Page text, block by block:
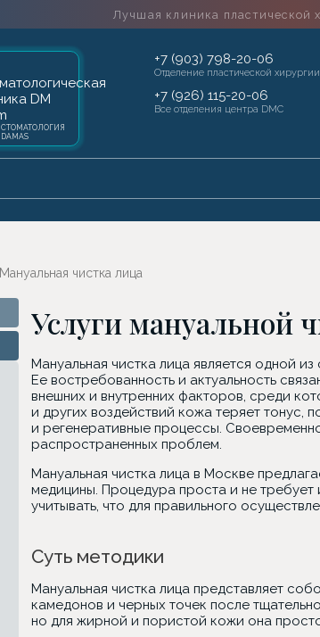
Лучшая клиника пластической
СТОМАТОЛОГИЯ
DAMAS
+7 (903) 798-20-06
Отделение пластической хирургии
+7 (926) 115-20-06
Все отделения центра DMC
Мануальная чистка лица
Услуги мануальной
Мануальная чистка лица является одной
Ее востребованность и актуальность
внешних и внутренних факторов, среди
и других воздействий кожа теряет
и регенеративные процессы.
распространенных проблем.
Мануальная чистка лица в Москве
медицины. Процедура проста и не требует
учитывать, что для правильного
Суть методики
Мануальная чистка лица представляет
камедонов и черных точек после
но для жирной и пористой кожи она